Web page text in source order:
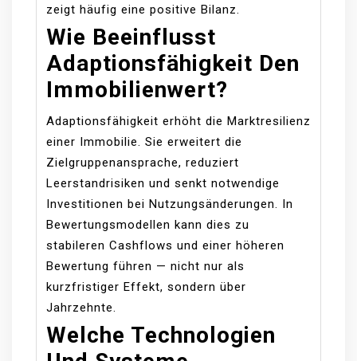
zeigt häufig eine positive Bilanz.
Wie Beeinflusst
Adaptionsfähigkeit Den
Immobilienwert?
Adaptionsfähigkeit erhöht die Marktresilienz
einer Immobilie. Sie erweitert die
Zielgruppenansprache, reduziert
Leerstandrisiken und senkt notwendige
Investitionen bei Nutzungsänderungen. In
Bewertungsmodellen kann dies zu
stabileren Cashflows und einer höheren
Bewertung führen — nicht nur als
kurzfristiger Effekt, sondern über
Jahrzehnte.
Welche Technologien